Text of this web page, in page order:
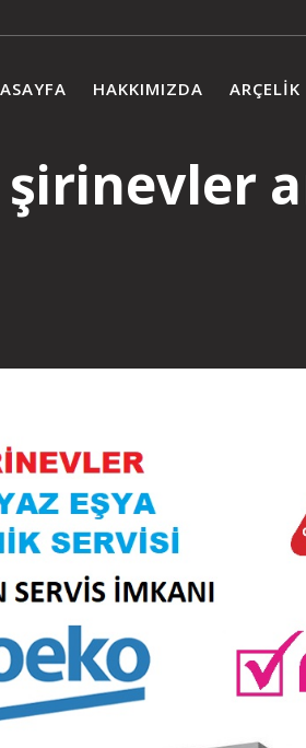
HAKKIMIZDA
şirinevler